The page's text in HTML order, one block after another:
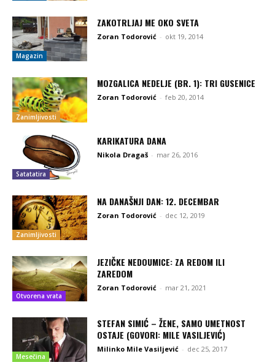
Magazin
ZAKOTRLJAJ ME OKO SVETA
Zoran Todorović - okt 19, 2014
Zanimljivosti
MOZGALICA NEDELJE (BR. 1): TRI GUSENICE
Zoran Todorović - feb 20, 2014
Satatatira
KARIKATURA DANA
Nikola Dragaš - mar 26, 2016
Zanimljivosti
NA DANAŠNJI DAN: 12. DECEMBAR
Zoran Todorović - dec 12, 2019
Otvorena vrata
JEZIČKE NEDOUMICE: ZA REDOM ILI
ZAREDOM
Zoran Todorović - mar 21, 2021
Mesečina
STEFAN SIMIĆ – ŽENE, SAMO UMETNOST
OSTAJE (GOVORI: MILE VASILJEVIĆ)
Milinko Mile Vasiljević - dec 25, 2017